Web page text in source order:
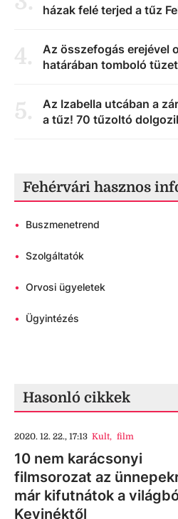
házak felé terjed a tűz
4.
Az összefogás erejével
határában tomboló
5.
Az Izabella utcában a
a tűz! 70 tűzoltó
Fehérvári hasznos
• Buszmenetrend
• Szolgáltatók
• Orvosi ügyeletek
• Ügyintézés
Hasonló cikkek
2020. 12. 22., 17:13 Kult, film
10 nem karácsonyi
filmsorozat az
már kifutnátok a
Kevinéktől